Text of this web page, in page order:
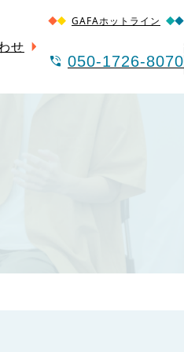
せ
GAFAホットライン
050-1726-8070